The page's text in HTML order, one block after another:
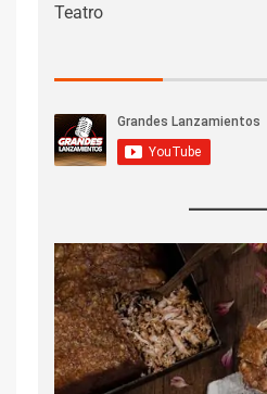
Teatro